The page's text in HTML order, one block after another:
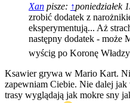
Xan pisze: ↑poniedziałek
zrobić dodatek z
eksperymentują... Aż
następny dodatek - może
wyścig po Koronę
Ksawier grywa w Mario Kart.
zapewniam Ciebie. Nie dalej jak
trasy wyglądają jak mokre sny